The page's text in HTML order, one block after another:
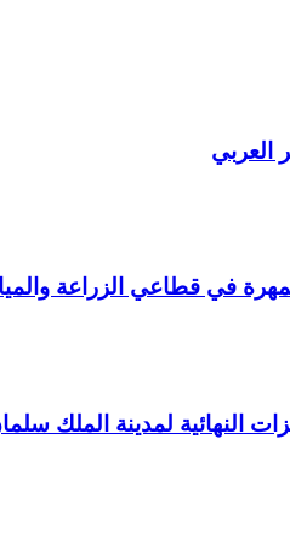
العربي
في قطاعي الزراعة
النهائية لمدينة الملك